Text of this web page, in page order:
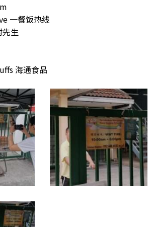
一餐饭热线
先生
海通食品